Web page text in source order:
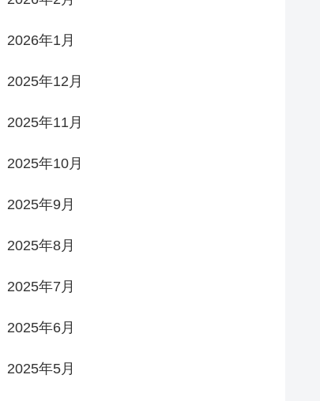
2026年1月
2025年12月
2025年11月
2025年10月
2025年9月
2025年8月
2025年7月
2025年6月
2025年5月